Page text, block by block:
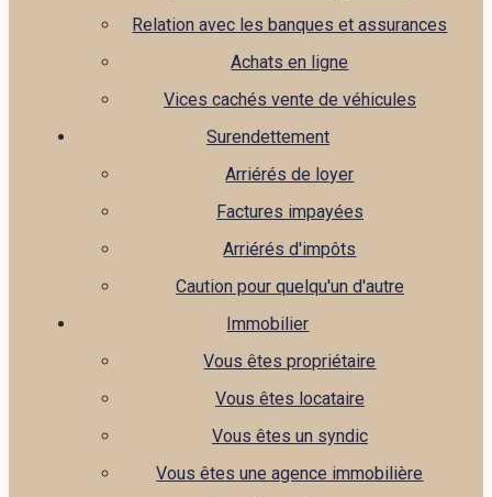
Relation avec les banques et assurances
Achats en ligne
Vices cachés vente de véhicules
Surendettement
Arriérés de loyer
Factures impayées
Arriérés d'impôts
Caution pour quelqu'un d'autre
Immobilier
Vous êtes propriétaire
Vous êtes locataire
Vous êtes un syndic
Vous êtes une agence immobilière